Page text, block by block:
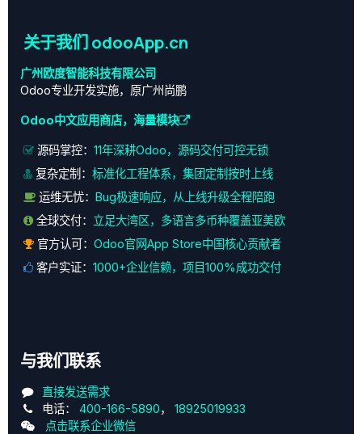
关于我们 odooApp.cn
广州欧度智能科技有限公司
Odoo专业开发实施，原广州尚鹏
Odoo中文应用商店，海量模块
源码掌控： 11年深耕Odoo，源码交付可控无锁
复杂定制： 标准化工程体系，集团定制按时上线
运维无忧：
Bug极速响应，从上线升级全程陪跑
全球交付： 立足大湾区，多语言多币种覆盖亚美欧
官方认可： Odoo官网App Store中国核心贡献者
客户实证： 1000+企业信赖，项目100%成功交付
与我们联系
直接发送需求
电话： 400-166-5890， 18925019933
点击联系企业微信